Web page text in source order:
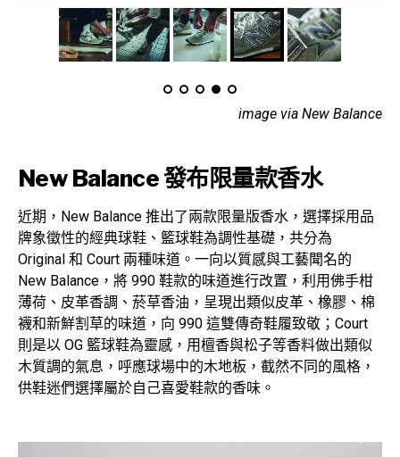
image via New Balance
New Balance 發布限量款香水
近期，New Balance 推出了兩款限量版香水，選擇採用品
牌象徵性的經典球鞋、籃球鞋為調性基礎，共分為
Original 和 Court 兩種味道。一向以質感與工藝聞名的
New Balance，將 990 鞋款的味道進行改置，利用佛手柑
薄荷、皮革香調、菸草香油，呈現出類似皮革、橡膠、棉
襪和新鮮割草的味道，向 990 這雙傳奇鞋履致敬；Court
則是以 OG 籃球鞋為靈感，用檀香與松子等香料做出類似
木質調的氣息，呼應球場中的木地板，截然不同的風格，
供鞋迷們選擇屬於自己喜愛鞋款的香味。